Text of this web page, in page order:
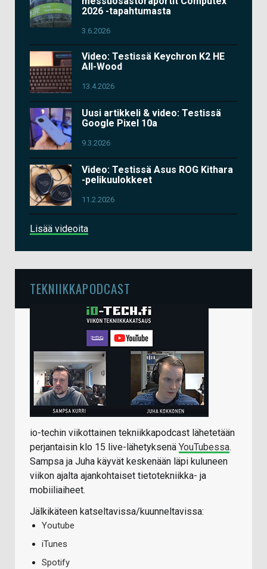
2026 -tapahtumasta
3.6.2026
Video: Testissä Keychron K2 HE
All-Wood
13.4.2026
Uusi artikkeli & video: Testissä
Google Pixel 10a
9.3.2026
Video: Testissä Asus ROG Kithara
-pelikuulokkeet
11.2.2026
Lisää videoita
TEKNIIKKAPODCAST
io-techin viikottainen tekniikkapodcast lähetetään
perjantaisin klo 15 live-lähetyksenä YouTubessa.
Sampsa ja Juha käyvät keskenään läpi kuluneen
viikon ajalta ajankohtaiset tietotekniikka- ja
mobiiliaiheet.
Jälkikäteen katseltavissa/kuunneltavissa:
Youtube
iTunes
Spotify